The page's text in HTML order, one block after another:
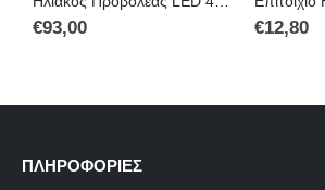
€93,00 €12,80
ΠΛΗΡΟΦΟΡΙΕΣ